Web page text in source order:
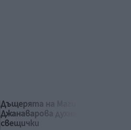
Някой ще обича точно
теб